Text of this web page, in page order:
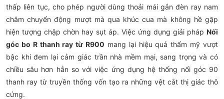
thấp liên tục, cho phép người dùng thoải mái gắn đèn ray nam
châm chuyển động mượt mà qua khúc cua mà không hề gặp
hiện tượng chập chờn hay sụt áp. Việc ứng dụng giải pháp Nối
góc bo R thanh ray từ R900 mang lại hiệu quả thẩm mỹ vượt
bậc khi đem lại cảm giác trần nhà mềm mại, sang trọng và có
chiều sâu hơn hẳn so với việc ứng dụng hệ thống nối góc 90
thanh ray từ truyền thống vốn tạo ra những vệt cắt thị giác thô
cứng.